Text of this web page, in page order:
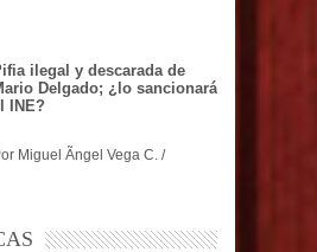
ilegal y descarada de
Delgado; ¿lo sancionará
INE?
Miguel Ãngel Vega C. /